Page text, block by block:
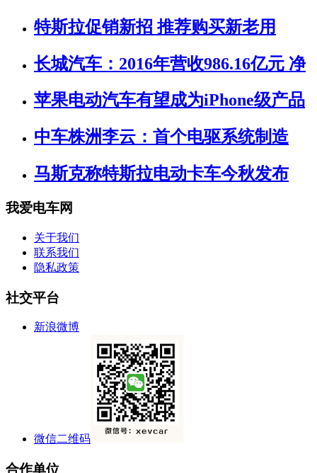
特斯拉促销新招 推荐购买新老用
长城汽车：2016年营收986.16亿元 净
苹果电动汽车有望成为iPhone级产品
中车株洲李云：首个电驱系统制造
马斯克称特斯拉电动卡车今秋发布
我爱电车网
关于我们
联系我们
隐私政策
社交平台
新浪微博
微信二维码
合作单位